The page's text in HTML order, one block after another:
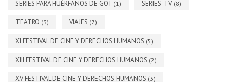
SERIES PARA HUÉRFANOS DE GOT (1) SERIES_TV (8)
TEATRO (3) VIAJES (7)
XI FESTIVAL DE CINE Y DERECHOS HUMANOS (5)
XIII FESTIVAL DE CINE Y DERECHOS HUMANOS (2)
XV FESTIVAL DE CINE Y DERECHOS HUMANOS (3)